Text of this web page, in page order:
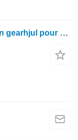
Autre pièce détachée de transmission gearhjul pour moissonneuse-batteuse Deutz M2680